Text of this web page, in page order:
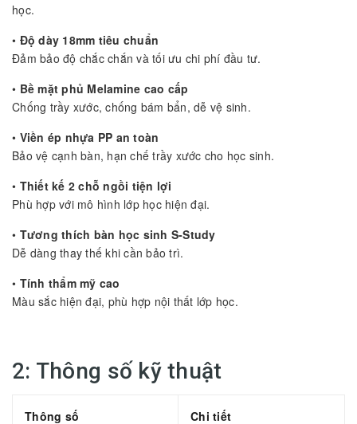
học.
• Độ dày 18mm tiêu chuẩn
Đảm bảo độ chắc chắn và tối ưu chi phí đầu tư.
• Bề mặt phủ Melamine cao cấp
Chống trầy xước, chống bám bẩn, dễ vệ sinh.
• Viền ép nhựa PP an toàn
Bảo vệ cạnh bàn, hạn chế trầy xước cho học sinh.
• Thiết kế 2 chỗ ngồi tiện lợi
Phù hợp với mô hình lớp học hiện đại.
• Tương thích bàn học sinh S-Study
Dễ dàng thay thế khi cần bảo trì.
• Tính thẩm mỹ cao
Màu sắc hiện đại, phù hợp nội thất lớp học.
2: Thông số kỹ thuật
Thông số Chi tiết